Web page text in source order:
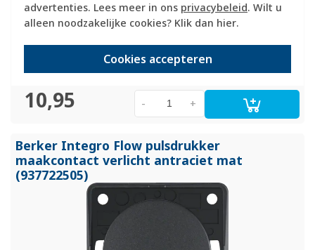
advertenties. Lees meer in ons privacybeleid. Wilt u
alleen noodzakelijke cookies? Klik dan hier.
Cookies accepteren
Verwachte levertijd:
Huidige voorraad:
10,95 +
-
Berker Integro Flow pulsdrukker
maakcontact verlicht antraciet mat
(937722505)